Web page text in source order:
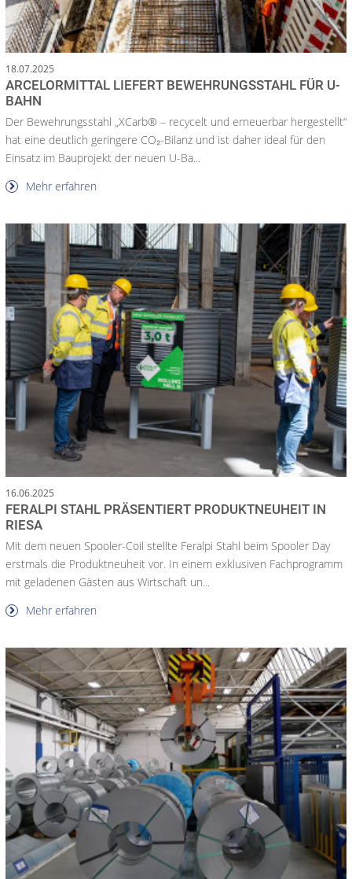
18.07.2025
ARCELORMITTAL LIEFERT BEWEHRUNGSSTAHL FÜR U-
BAHN
Der Bewehrungsstahl „XCarb® – recycelt und erneuerbar hergestellt“
hat eine deutlich geringere CO₂-Bilanz und ist daher ideal für den
Einsatz im Bauprojekt der neuen U-Ba...
Mehr erfahren
16.06.2025
FERALPI STAHL PRÄSENTIERT PRODUKTNEUHEIT IN
RIESA
Mit dem neuen Spooler-Coil stellte Feralpi Stahl beim Spooler Day
erstmals die Produktneuheit vor. In einem exklusiven Fachprogramm
mit geladenen Gästen aus Wirtschaft un...
Mehr erfahren